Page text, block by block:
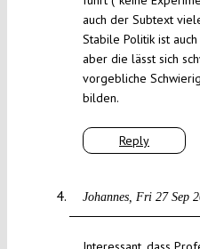
Reply
auch der Subtext
Stabile Politik ist
aber die lässt sich
vorgebliche
bilden.
Johannes Fri 27 Sep